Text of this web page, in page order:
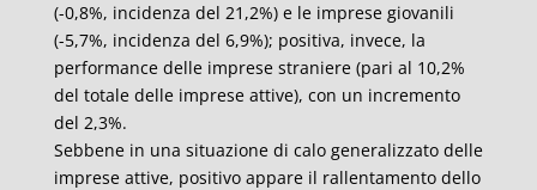
(-0,8%, incidenza del 21,2%) e le imprese giovanili
(-5,7%, incidenza del 6,9%); positiva, invece, la
performance delle imprese straniere (pari al 10,2%
del totale delle imprese attive), con un incremento
del 2,3%.
Sebbene in una situazione di calo generalizzato delle
imprese attive, positivo appare il rallentamento dello